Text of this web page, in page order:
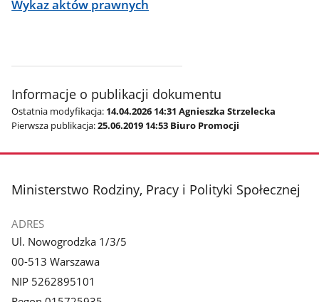
Wykaz aktów prawnych
Informacje o publikacji dokumentu
Ostatnia modyfikacja: 14.04.2026 14:31 Agnieszka Strzelecka
Pierwsza publikacja:25.06.2019 14:53 Biuro Promocji
stopka
Ministerstwo Rodziny, Pracy i Polityki Społecznej
ADRES
Ul. Nowogrodzka 1/3/5
00-513 Warszawa
NIP 5262895101